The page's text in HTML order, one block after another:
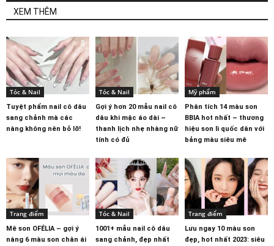
XEM THÊM
Tóc & Nail
Tuyệt phẩm nail cô dâu
sang chảnh mà các
nàng không nên bỏ lỡ!
Tóc & Nail
Gợi ý hơn 20 mẫu nail cô
dâu khi mặc áo dài –
thanh lịch nhẹ nhàng nữ
tính có đủ
Mỹ phẩm
Phân tích 14 màu son
BBIA hot nhất – thương
hiệu son lì quốc dân với
bảng màu siêu mê
Trang điểm
Mê son OFÉLIA – gợi ý
nàng 6 màu son chân ái
Tóc & Nail
1001+ mẫu nail cô dâu
sang chảnh, đẹp nhất
Trang điểm
Lưu ngay 10 màu son
đẹp, hot nhất 2023: siêu